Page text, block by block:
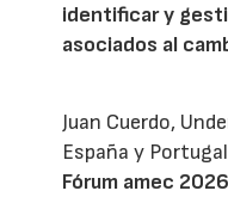
identificar y
asociados al
Juan Cuerdo,
España y
Fórum amec 2026